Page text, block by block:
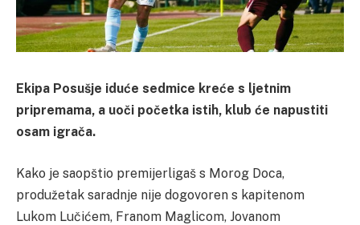
Ekipa Posušje iduće sedmice kreće s ljetnim
pripremama, a uoči početka istih, klub će napustiti
osam igrača.
Kako je saopštio premijerligaš s Morog Doca,
produžetak saradnje nije dogovoren s kapitenom
Lukom Lučićem, Franom Maglicom, Jovanom